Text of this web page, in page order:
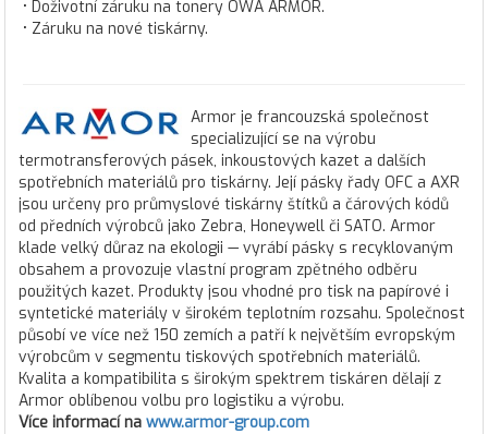
• Doživotní záruku na tonery OWA ARMOR.
• Záruku na nové tiskárny.
Armor je francouzská společnost
specializující se na výrobu
termotransferových pásek, inkoustových kazet a dalších
spotřebních materiálů pro tiskárny. Její pásky řady OFC a AXR
jsou určeny pro průmyslové tiskárny štítků a čárových kódů
od předních výrobců jako Zebra, Honeywell či SATO. Armor
klade velký důraz na ekologii — vyrábí pásky s recyklovaným
obsahem a provozuje vlastní program zpětného odběru
použitých kazet. Produkty jsou vhodné pro tisk na papírové i
syntetické materiály v širokém teplotním rozsahu. Společnost
působí ve více než 150 zemích a patří k největším evropským
výrobcům v segmentu tiskových spotřebních materiálů.
Kvalita a kompatibilita s širokým spektrem tiskáren dělají z
Armor oblíbenou volbu pro logistiku a výrobu.
Více informací na www.armor-group.com